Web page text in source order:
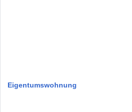
Eigentumswohnung